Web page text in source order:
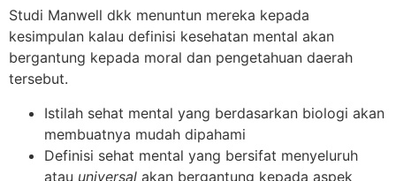
Studi Manwell dkk menuntun mereka kepada
kesimpulan kalau definisi kesehatan mental akan
bergantung kepada moral dan pengetahuan daerah
tersebut.
Istilah sehat mental yang berdasarkan biologi akan
membuatnya mudah dipahami
Definisi sehat mental yang bersifat menyeluruh
atau universal akan bergantung kepada aspek